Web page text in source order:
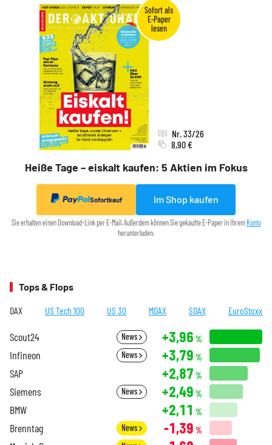
Heiße Tage – eiskalt kaufen: 5 Aktien im Fokus
Nr. 33/26
8,90 €
Sofortkauf Im Shop kaufen
Sie erhalten einen Download-Link per E-Mail. Außerdem können Sie gekaufte E-Paper in IhremKonto
herunterladen.
Tops & Flops
DAX US Tech 100 US 30 MDAX SDAX EuroStoxx
Scout24 News +3,96 %
Infineon News +3,79 %
SAP +2,87 %
Siemens News +2,49 %
BMW +2,11 %
Brenntag News -1,39 %